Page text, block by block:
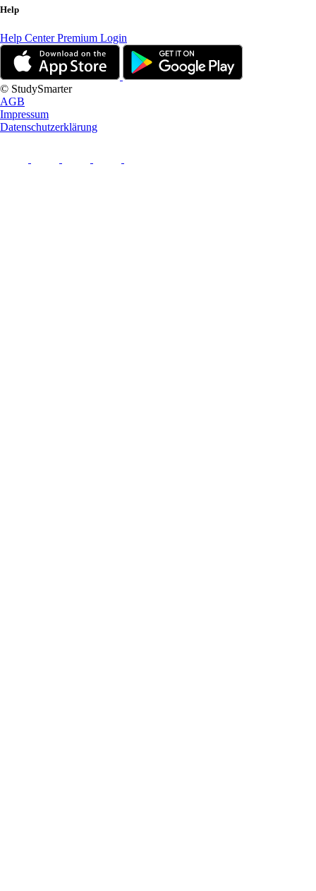
Help
Help CenterPremium Login
© StudySmarter
AGB
Impressum
Datenschutzerklärung